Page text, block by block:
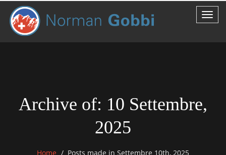
Archive of: 10 Settembre,
2025
Home Posts made in Settembre 10th, 2025